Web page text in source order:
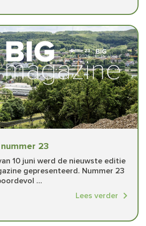
23
10 juni werd de nieuwste editie
gepresenteerd. Nummer 23
...
Lees verder